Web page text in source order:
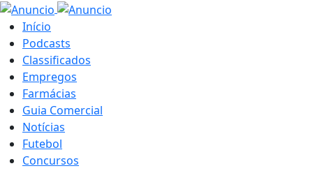
Início
Podcasts
Classificados
Empregos
Farmácias
Guia Comercial
Notícias
Futebol
Concursos